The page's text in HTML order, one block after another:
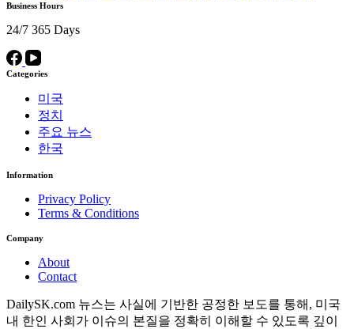
Business Hours
24/7 365 Days
Categories
미국
정치
주요 뉴스
한국
Information
Privacy Policy
Terms & Conditions
Company
About
Contact
DailySK.com 뉴스는 사실에 기반한 공정한 보도를 통해, 미국
내 한인 사회가 이슈의 본질을 정확히 이해할 수 있도록 깊이